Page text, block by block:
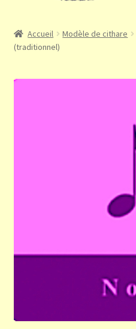
Mon compte
Validation de la commande
Accueil Modèle de cithare
(traditionnel)